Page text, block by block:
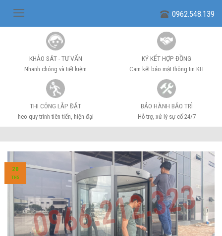
0962.548.139
KHẢO SÁT - TƯ VẤN
Nhanh chóng và tiết kiệm
KÝ KẾT HỢP ĐỒNG
Cam kết bảo mật thông tin KH
THI CÔNG LẮP ĐẶT
heo quy trình tiên tiến, hiện đại
BẢO HÀNH BẢO TRÌ
Hỗ trợ, xử lý sự cố 24/7
20
TH5